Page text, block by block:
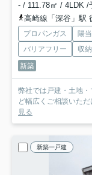
- / 111.78㎡ / 4LDK /
高崎線「深谷」駅
プロパンガス 陽
バリアフリー
収
新築
弊社では戸建・土地
ど幅広くご相談いた
見る
新築一戸建